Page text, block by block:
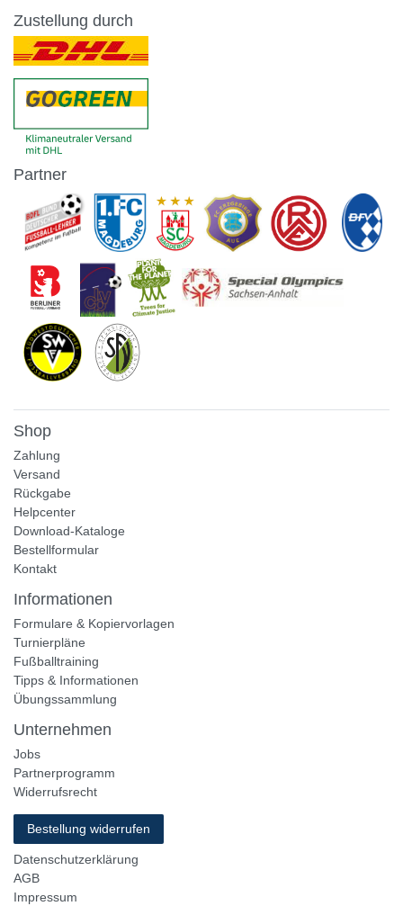
Zustellung durch
Partner
Shop
Zahlung
Versand
Rückgabe
Helpcenter
Download-Kataloge
Bestellformular
Kontakt
Informationen
Formulare & Kopiervorlagen
Turnierpläne
Fußballtraining
Tipps & Informationen
Übungssammlung
Unternehmen
Jobs
Partnerprogramm
Widerrufsrecht
Bestellung widerrufen
Datenschutzerklärung
AGB
Impressum